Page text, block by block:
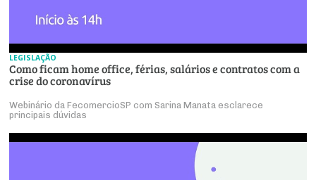
LEGISLAÇÃO
Como ficam home office, férias, salários e contratos com a
crise do coronavírus
Webinário da FecomercioSP com Sarina Manata esclarece
principais dúvidas